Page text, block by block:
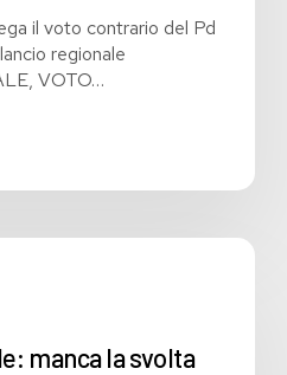
il voto contrario del Pd
regionale
VOTO…
manca la svolta